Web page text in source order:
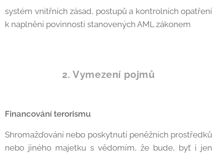
systém vnitřních zásad, postupů a kontrolních opatření
k naplnění povinností stanovených AML zákonem
2. Vymezení pojmů
Financování terorismu
Shromažďování nebo poskytnutí peněžních prostředků
nebo jiného majetku s vědomím, že bude, byť i jen